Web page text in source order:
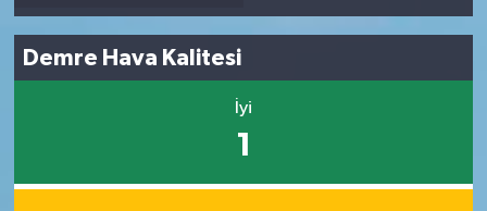
Demre Hava Kalitesi
İyi
1